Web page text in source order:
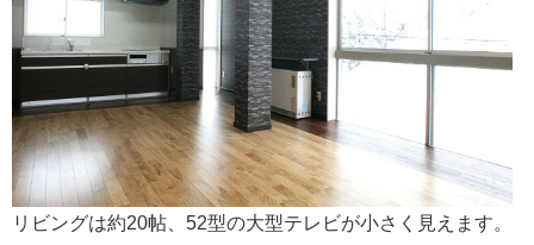
リビングは約20帖、52型の大型テレビが小さく見えます。